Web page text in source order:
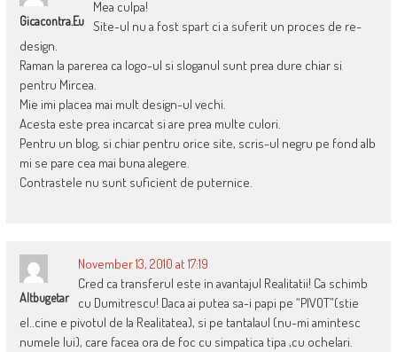
Gicacontra.eu
Mea culpa!
Site-ul nu a fost spart ci a suferit un proces de re-
design.
Raman la parerea ca logo-ul si sloganul sunt prea dure chiar si
pentru Mircea.
Mie imi placea mai mult design-ul vechi.
Acesta este prea incarcat si are prea multe culori.
Pentru un blog, si chiar pentru orice site, scris-ul negru pe fond alb
mi se pare cea mai buna alegere.
Contrastele nu sunt suficient de puternice.
Altbugetar
November 13, 2010 at 17:19
Cred ca transferul este in avantajul Realitatii! Ca schimb
cu Dumitrescu! Daca ai putea sa-i papi pe “PIVOT”(stie
el..cine e pivotul de la Realitatea), si pe tantalaul (nu-mi amintesc
numele lui), care facea ora de foc cu simpatica tipa ,cu ochelari.